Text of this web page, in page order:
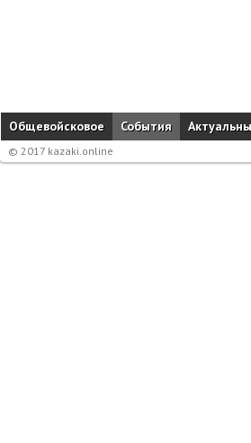
Общевойсковое События
© 2017 kazaki.online